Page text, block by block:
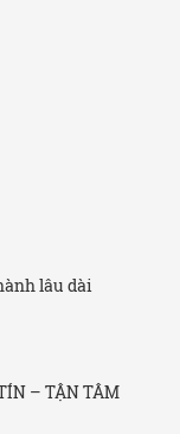
lâu dài
– TẬN TÂM